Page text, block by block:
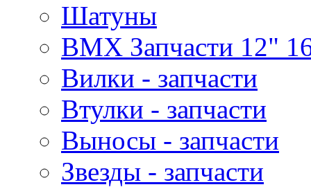
Шатуны
BMX Запчасти 12"
Вилки - запчасти
Втулки - запчасти
Выносы - запчасти
Звезды - запчасти